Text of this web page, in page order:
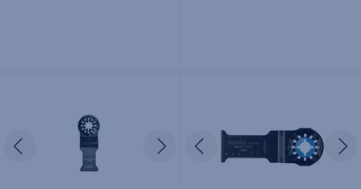
Edellinen SeuraavaEdellinen